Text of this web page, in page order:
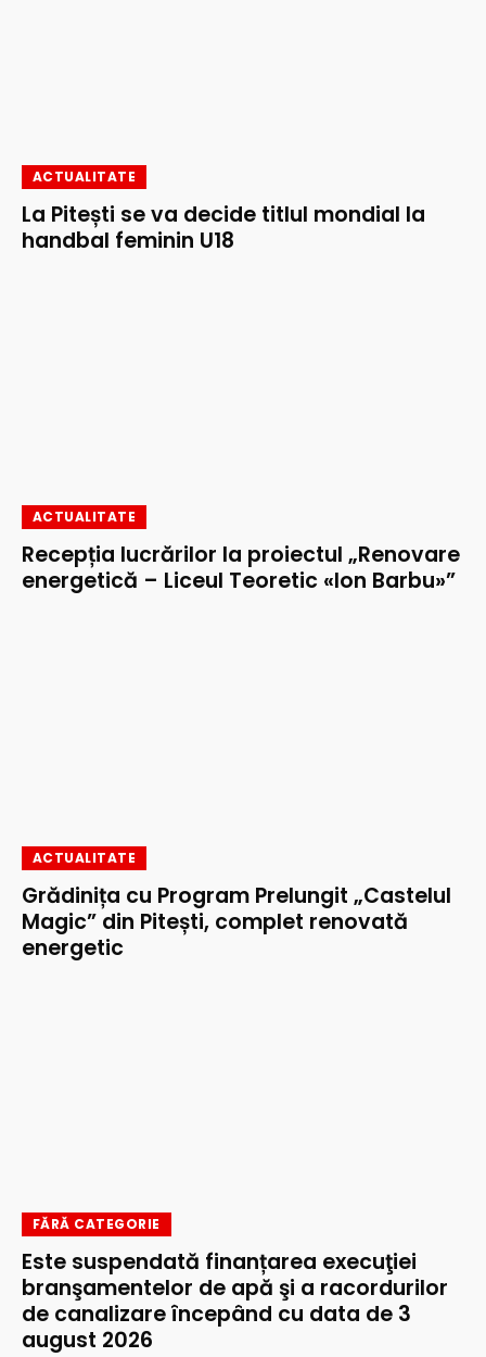
ACTUALITATE
La Pitești se va decide titlul mondial la
handbal feminin U18
ACTUALITATE
Recepția lucrărilor la proiectul „Renovare
energetică – Liceul Teoretic «Ion Barbu»”
ACTUALITATE
Grădinița cu Program Prelungit „Castelul
Magic” din Pitești, complet renovată
energetic
FĂRĂ CATEGORIE
Este suspendată finanțarea execuţiei
branşamentelor de apă şi a racordurilor
de canalizare începând cu data de 3
august 2026